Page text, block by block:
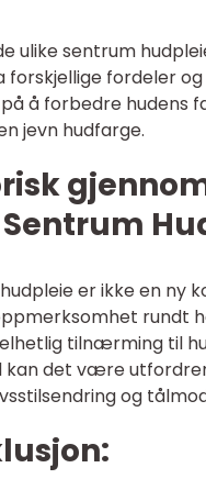
ulike sentrum
forskjellige fordeler
å forbedre hudens
jevn hudfarge.
er ikke en ny
rundt
tilnærming til
kan det være
og